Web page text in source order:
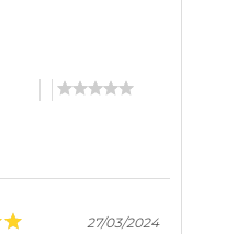
27/03/2024